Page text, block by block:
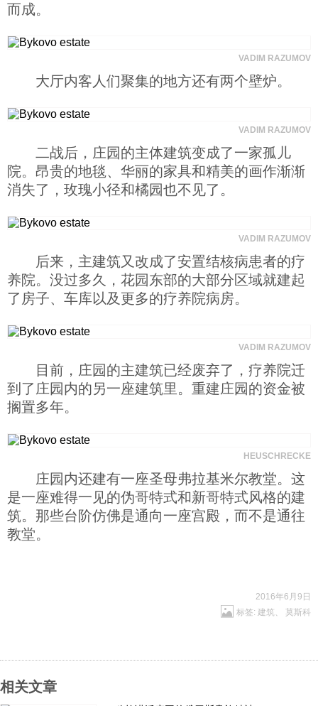
而成。
VADIM RAZUMOV
大厅内客人们聚集的地方还有两个壁炉。
VADIM RAZUMOV
二战后，庄园的主体建筑变成了一家孤儿
院。昂贵的地毯、华丽的家具和精美的画作渐渐
消失了，玫瑰小径和橘园也不见了。
VADIM RAZUMOV
后来，主建筑又改成了安置结核病患者的疗
养院。没过多久，花园东部的大部分区域就建起
了房子、车库以及更多的疗养院病房。
VADIM RAZUMOV
目前，庄园的主建筑已经废弃了，疗养院迁
到了庄园内的另一座建筑里。重建庄园的资金被
搁置多年。
HEUSCHRECKE
庄园内还建有一座圣母弗拉基米尔教堂。这
是一座难得一见的伪哥特式和新哥特式风格的建
筑。那些台阶仿佛是通向一座宫殿，而不是通往
教堂。
2016年6月9日
标签: 建筑 、 莫斯科
相关文章